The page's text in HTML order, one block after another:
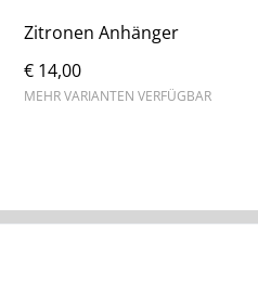
Zitronen Anhänger
€ 14,00
MEHR VARIANTEN VERFÜGBAR